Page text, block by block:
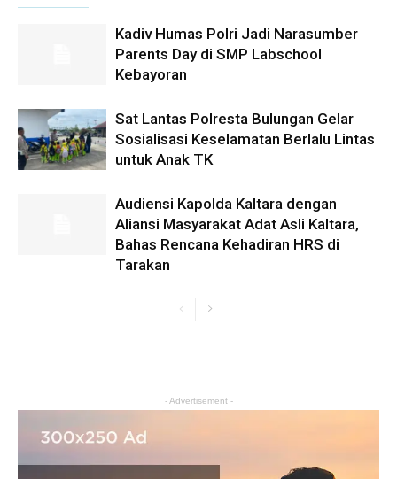
Kadiv Humas Polri Jadi Narasumber
Parents Day di SMP Labschool
Kebayoran
Sat Lantas Polresta Bulungan Gelar
Sosialisasi Keselamatan Berlalu Lintas
untuk Anak TK
Audiensi Kapolda Kaltara dengan
Aliansi Masyarakat Adat Asli Kaltara,
Bahas Rencana Kehadiran HRS di
Tarakan
- Advertisement -